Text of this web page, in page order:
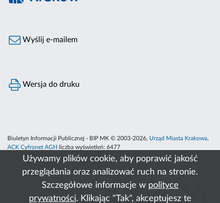
Używamy plików cookie, aby poprawić jakość
przeglądania oraz analizować ruch na stronie.
Szczegółowe informacje w polityce
prywatności. Klikając "Tak", akceptujesz te
Wyślij e-mailem
Wersja do druku
Biuletyn Informacji Publicznej - BIP MK © 2003-2026, Urząd Miasta Krakowa,
ACK Cyfronet AGH
liczba wyświetleń: 6477